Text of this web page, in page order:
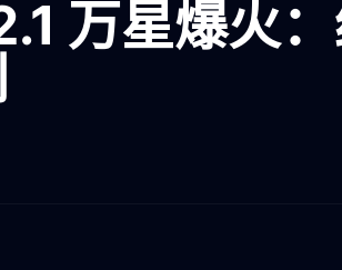
万星爆火